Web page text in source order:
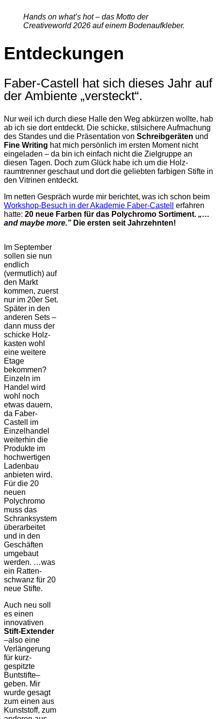
Hands on what’s hot – das Motto der
Creativeworld 2026 auf einem Bodenaufkleber.
Entdeckungen
Faber-Castell hat sich dieses Jahr auf
der Ambiente „versteckt“.
Nur weil ich durch diese Halle den Weg abkürzen wollte, hab
ab ich sie dort entdeckt. Die schicke, stilsichere Aufmachung
des Standes und die Präsentation von Schreib­geräten und
Fine Writing hat mich persönlich im ersten Moment nicht
eingeladen – da bin ich einfach nicht die Ziel­gruppe an
diesen Tagen. Doch zum Glück habe ich um die Holz­
raumtrenner geschaut und dort die geliebten farbigen Stifte in
den Vitrinen entdeckt.
Im netten Gespräch wurde mir berichtet, was ich schon beim
Workshop-Besuch in der Akademie Faber-Castell
erfahren
hatte: 20 neue Farben für das Polychromo Sortiment. „…
and maybe more.” Die ersten seit Jahrzehnten!
Im September
sollen sie nun
endlich
(vermutlich) auf
den Markt
kommen, zuerst
nur im 20er Set.
Später in den
anderen Sets –
dann muss der
schicke Holz­
kasten wohl
eine weitere
Etage
bekommen?
Einzeln im
Handel wird
wohl noch
etwas dauern,
da Faber-
Castell im
Einzel­handel
weiterhin die
Produkte im
hochwertigen
Ladenbau
anbieten wird.
Für die 20
neuen
Polychromo
muss das
Schranksystem
überarbeitet
und in den
Geschäften
umgebaut
werden. …was
ein Ratten­
schwanz für 20
neue Stifte.
Auch neu soll
es einen
innovativen
Stift-Extender
–also eine
Verlängerung
für kurz-
gespitzte
Buntstifte–
geben. Mir
wurde gesagt
zum einen aus
Kunststoff, zum